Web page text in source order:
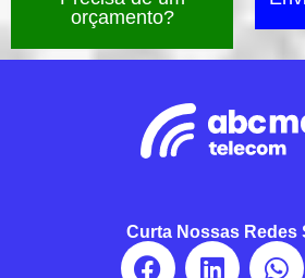
orçamento?
Curta Nossas Redes